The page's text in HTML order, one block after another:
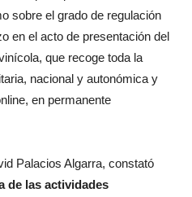
sobre el grado de regulación
en el acto de presentación del
que recoge toda la
nacional y autonómica y
en permanente
Palacios Algarra, constató
de las actividades